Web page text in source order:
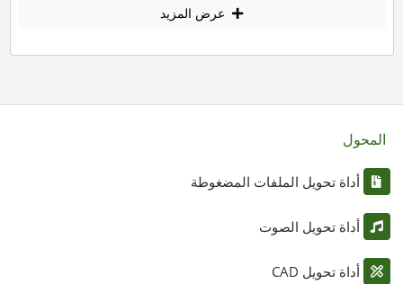
عرض المزيد
المحول
أداة تحويل الملفات المضغوطة
أداة تحويل الصوت
أداة تحويل CAD